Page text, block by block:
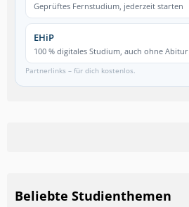
Geprüftes Fernstudium, jederzeit starten
EHiP
100 % digitales Studium, auch ohne Abitur
Partnerlinks – für dich kostenlos.
Beliebte Studienthemen